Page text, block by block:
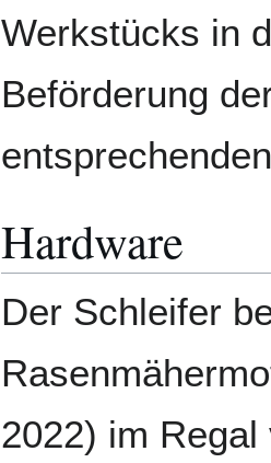
Werkstücks in
Beförderung
Hardware
Der Schleifer
2022) im